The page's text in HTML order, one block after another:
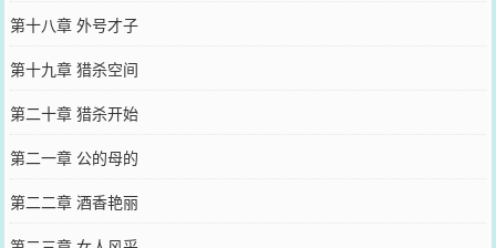
第十八章 外号才子
第十九章 猎杀空间
第二十章 猎杀开始
第二一章 公的母的
第二二章 酒香艳丽